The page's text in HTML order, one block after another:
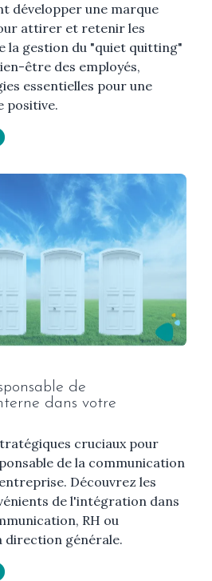
développer une marque
attirer et retenir les
la gestion du "quiet quitting"
être des employés,
essentielles pour une
positive.
de
dans votre
cruciaux pour
de la communication
Découvrez les
de l'intégration dans
RH ou
direction générale.